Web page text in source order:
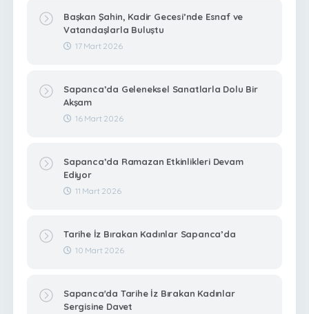
Başkan Şahin, Kadir Gecesi’nde Esnaf ve
Vatandaşlarla Buluştu
17 Mart 2026
Sapanca’da Geleneksel Sanatlarla Dolu Bir
Akşam
16 Mart 2026
Sapanca’da Ramazan Etkinlikleri Devam
Ediyor
11 Mart 2026
Tarihe İz Bırakan Kadınlar Sapanca’da
10 Mart 2026
Sapanca'da Tarihe İz Bırakan Kadınlar
Sergisine Davet